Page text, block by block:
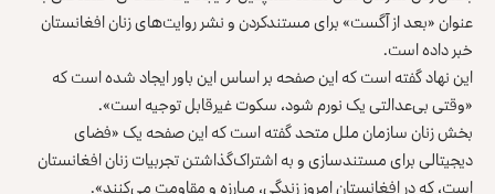
عنوان «بعد از آگست» برای مستندکردن و نشر روایت‌های زنان افغانستان
خبر داده است.
این نهاد گفته است که این صفحه بر اساس این باور ایجاد شده است که
«وقتی بی‌عدالتی یک نورم شود، سکوت غیرقابل توجیه است».
بخش زنان سازمان ملل متحد گفته است که این صفحه یک «فضای
دیجیتالی برای مستند‌سازی و به اشتراک‌گذاشتن تجربیات زنان افغانستان
است، که در افغانستان امروز زندگی، مبارزه و مقاومت می‌کنند».